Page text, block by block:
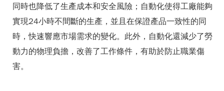
同時也降低了生產成本和安全風險；自動化使得工廠能夠
實現24小時不間斷的生產，並且在保證產品一致性的同
時，快速響應市場需求的變化。此外，自動化還減少了勞
動力的物理負擔，改善了工作條件，有助於防止職業傷
害。